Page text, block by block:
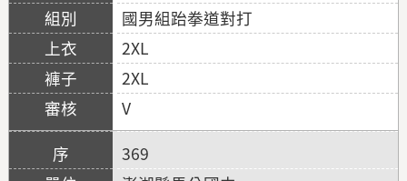
國男組跆拳道對打
2XL
2XL
V
369